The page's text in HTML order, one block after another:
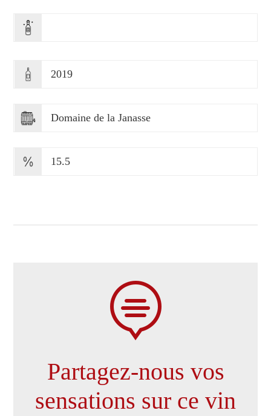
2019
Domaine de la Janasse
15.5

Partagez-nous vos
sensations sur ce vin